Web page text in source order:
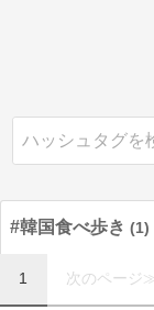
#韓国食べ歩き 1
1 次のページ